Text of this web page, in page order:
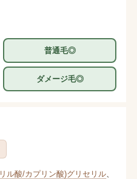
普通毛◎
ダメージ毛◎
ル酸/カプリン酸)グリセリル、